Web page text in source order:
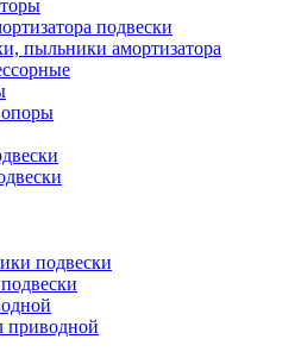
подвески
пыльники амортизатора
подвески
приводной